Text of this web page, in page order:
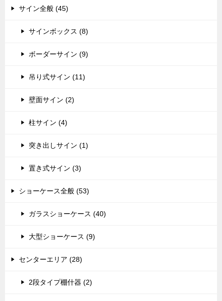
サイン全般 (45)
サインボックス (8)
ボーダーサイン (9)
吊り式サイン (11)
壁面サイン (2)
柱サイン (4)
突き出しサイン (1)
置き式サイン (3)
ショーケース全般 (53)
ガラスショーケース (40)
大型ショーケース (9)
センターエリア (28)
2段タイプ棚什器 (2)